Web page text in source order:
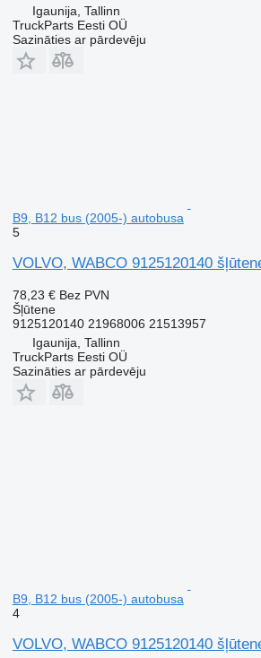
Igaunija, Tallinn
TruckParts Eesti OÜ
Sazināties ar pārdevēju
B9, B12 bus (2005-) autobusa
5
VOLVO, WABCO 9125120140
78,23 € Bez PVN
Šļūtene
9125120140 21968006 21513957
Igaunija, Tallinn
TruckParts Eesti OÜ
Sazināties ar pārdevēju
B9, B12 bus (2005-) autobusa
4
VOLVO, WABCO 9125120140